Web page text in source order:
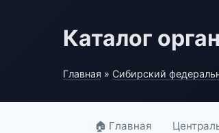
Каталог
Главная » Сибирский
🏠 Главная